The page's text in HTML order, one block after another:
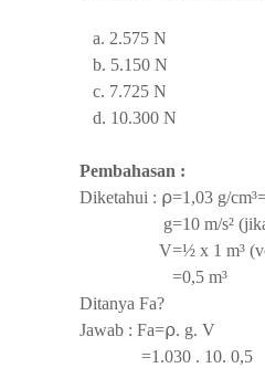
a. 2.575 N
b. 5.150 N
c. 7.725 N
d. 10.300 N
Pembahasan :
Diketahui : ⍴=1,03 g/
g=10 m/s² (jika
V=½ x 1 m³
=0,5 m³
Ditanya Fa?
Jawab : Fa=⍴. g. V
=1.030 . 10. 0,5